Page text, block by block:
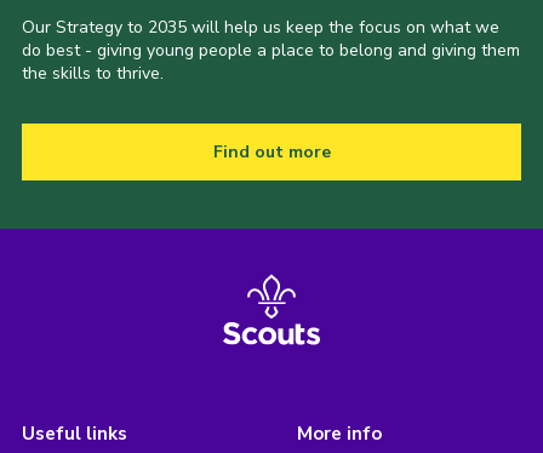
Our Strategy to 2035 will help us keep the focus on what we
do best - giving young people a place to belong and giving them
the skills to thrive.
Find out more
Useful links More info